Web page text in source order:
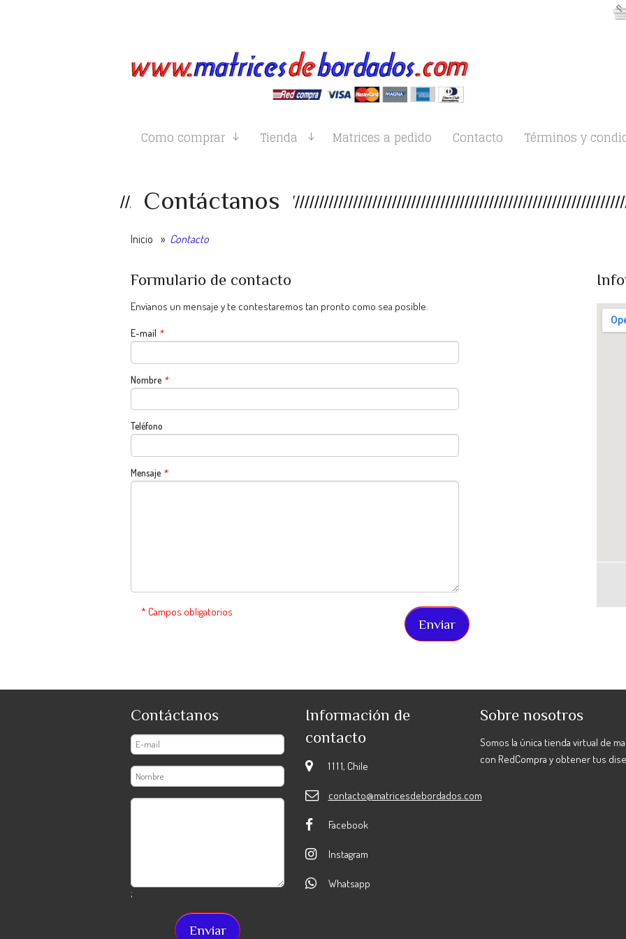
Como comprar Tienda Matrices a pedido Contacto Términos y
Contáctanos
Inicio » Contacto
Formulario de contacto
Envíanos un mensaje y te contestaremos tan pronto como sea posible.
E-mail *
Nombre *
Teléfono
Mensaje *
* Campos obligatorios
Contáctanos
;
Información de
contacto
1 1 1 1, Chile
contacto@matricesdebordados.com
Facebook
Instagram
Whatsapp
Sobre nosotros
Somos la única tienda virtual de
con RedCompra y obtener tus